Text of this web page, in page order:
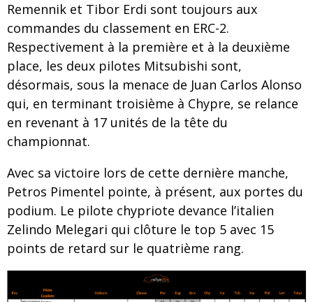
Remennik et Tibor Erdi sont toujours aux
commandes du classement en ERC-2.
Respectivement à la première et à la deuxième
place, les deux pilotes Mitsubishi sont,
désormais, sous la menace de Juan Carlos Alonso
qui, en terminant troisième à Chypre, se relance
en revenant à 17 unités de la tête du
championnat.
Avec sa victoire lors de cette dernière manche,
Petros Pimentel pointe, à présent, aux portes du
podium. Le pilote chypriote devance l’italien
Zelindo Melegari qui clôture le top 5 avec 15
points de retard sur le quatrième rang.